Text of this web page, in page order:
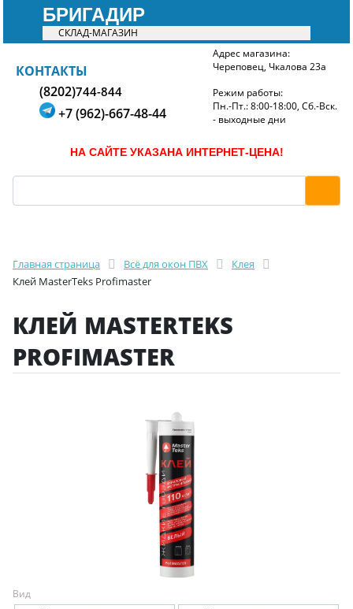
БРИГАДИР
СКЛАД-МАГАЗИН
БРИГАДИР
КОНТАКТЫ
(8202)744-844
+7 (962)-667-48-44
Адрес магазина:
Череповец, Чкалова 23а
Режим работы:
Пн.-Пт.: 8:00-18:00, Сб.-Вск.
- выходные дни
НА САЙТЕ УКАЗАНА ИНТЕРНЕТ-ЦЕНА!
Главная страница Всё для окон ПВХ
Клея
Клей MasterTeks Profimaster
КЛЕЙ MASTERTEKS
PROFIMASTER
Вид